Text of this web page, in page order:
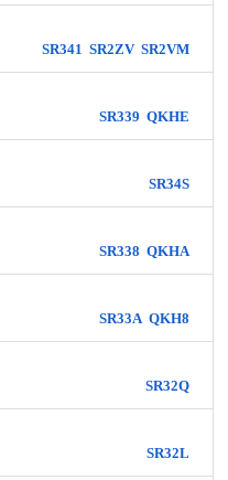
SR341 SR2ZV SR2VM
SR339 QKHE
SR34S
SR338 QKHA
SR33A QKH8
SR32Q
SR32L